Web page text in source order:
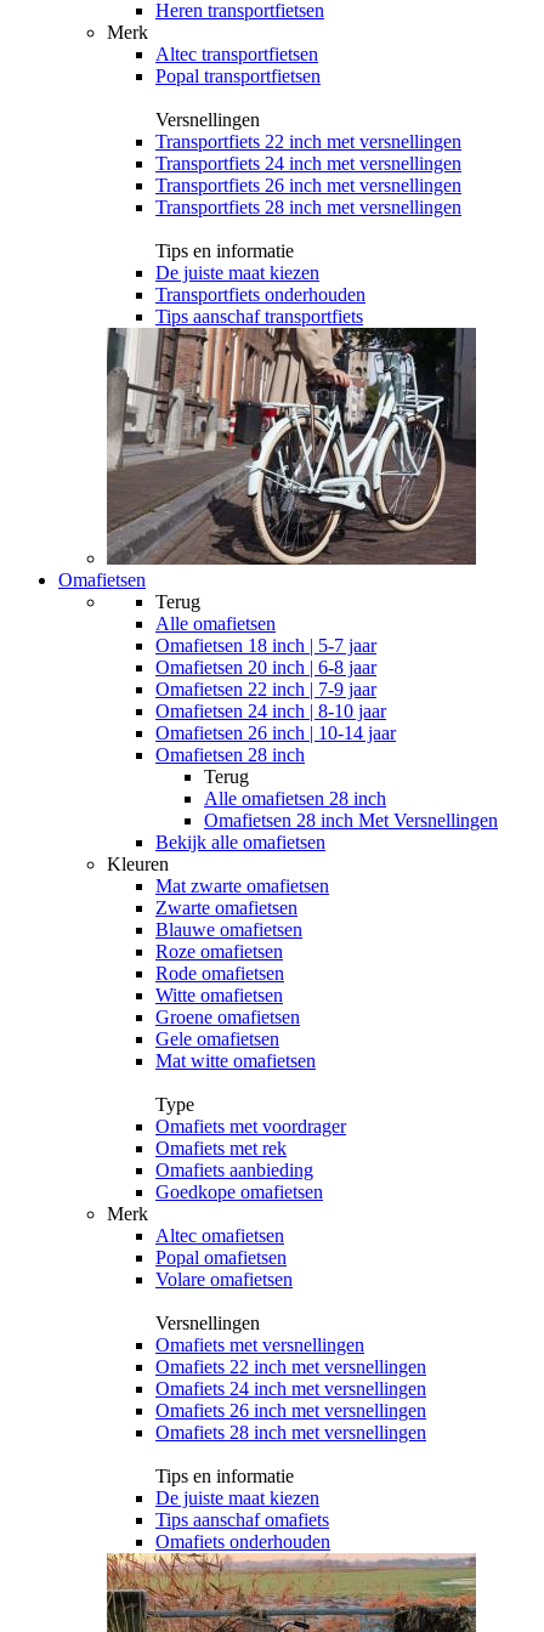
Heren transportfietsen
Merk
Altec transportfietsen
Popal transportfietsen
Versnellingen
Transportfiets 22 inch met versnellingen
Transportfiets 24 inch met versnellingen
Transportfiets 26 inch met versnellingen
Transportfiets 28 inch met versnellingen
Tips en informatie
De juiste maat kiezen
Transportfiets onderhouden
Tips aanschaf transportfiets
Omafietsen
Terug
Alle omafietsen
Omafietsen 18 inch | 5-7 jaar
Omafietsen 20 inch | 6-8 jaar
Omafietsen 22 inch | 7-9 jaar
Omafietsen 24 inch | 8-10 jaar
Omafietsen 26 inch | 10-14 jaar
Omafietsen 28 inch
Terug
Alle omafietsen 28 inch
Omafietsen 28 inch Met Versnellingen
Bekijk alle omafietsen
Kleuren
Mat zwarte omafietsen
Zwarte omafietsen
Blauwe omafietsen
Roze omafietsen
Rode omafietsen
Witte omafietsen
Groene omafietsen
Gele omafietsen
Mat witte omafietsen
Type
Omafiets met voordrager
Omafiets met rek
Omafiets aanbieding
Goedkope omafietsen
Merk
Altec omafietsen
Popal omafietsen
Volare omafietsen
Versnellingen
Omafiets met versnellingen
Omafiets 22 inch met versnellingen
Omafiets 24 inch met versnellingen
Omafiets 26 inch met versnellingen
Omafiets 28 inch met versnellingen
Tips en informatie
De juiste maat kiezen
Tips aanschaf omafiets
Omafiets onderhouden